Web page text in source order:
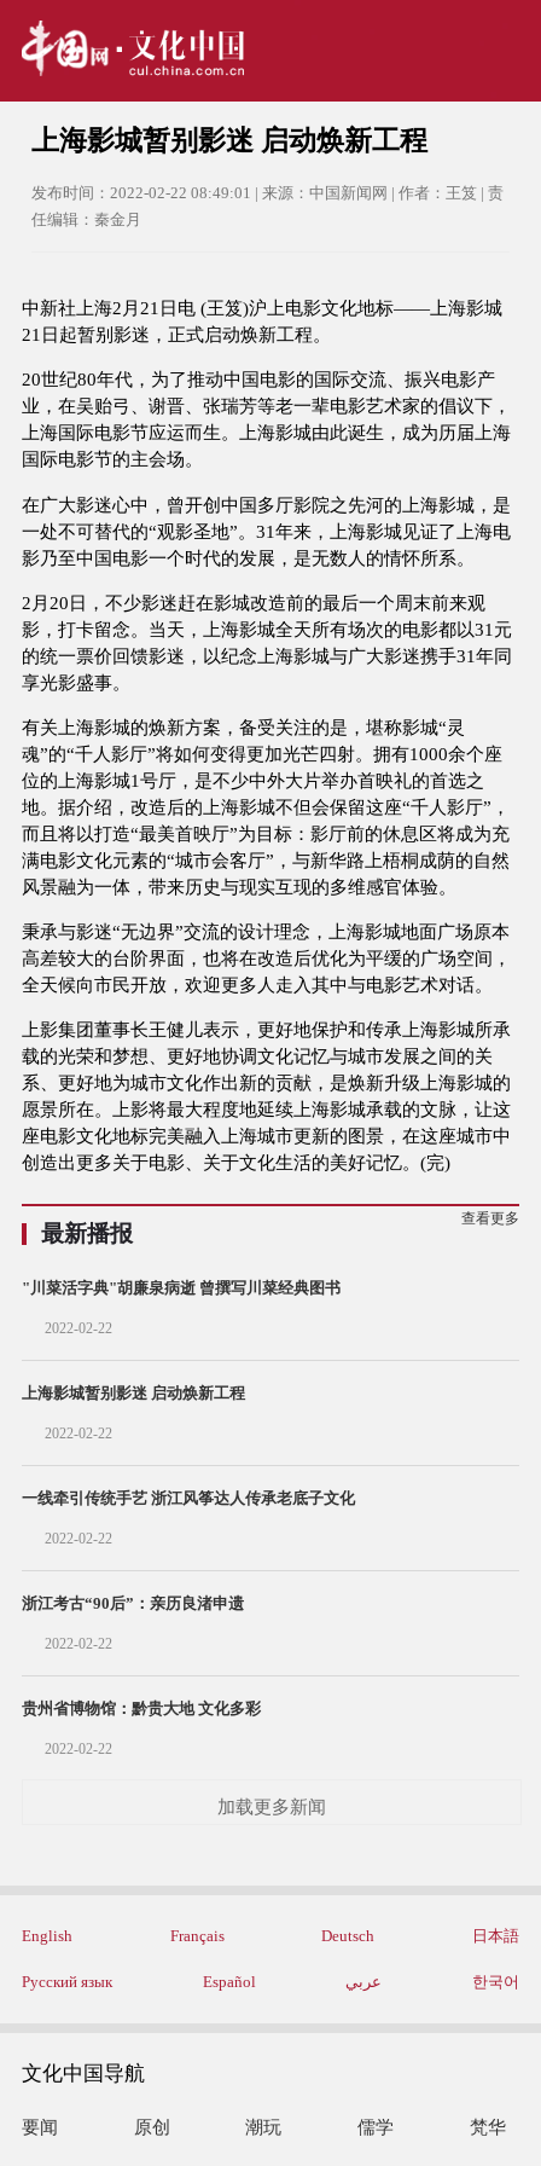
上海影城暂别影迷 启动焕新工程
发布时间：2022-02-22 08:49:01 | 来源：中国新闻网 | 作者：王笈 | 责
任编辑：秦金月
中新社上海2月21日电 (王笈)沪上电影文化地标——上海影城
21日起暂别影迷，正式启动焕新工程。
20世纪80年代，为了推动中国电影的国际交流、振兴电影产
业，在吴贻弓、谢晋、张瑞芳等老一辈电影艺术家的倡议下，
上海国际电影节应运而生。上海影城由此诞生，成为历届上海
国际电影节的主会场。
在广大影迷心中，曾开创中国多厅影院之先河的上海影城，是
一处不可替代的“观影圣地”。31年来，上海影城见证了上海电
影乃至中国电影一个时代的发展，是无数人的情怀所系。
2月20日，不少影迷赶在影城改造前的最后一个周末前来观
影，打卡留念。当天，上海影城全天所有场次的电影都以31元
的统一票价回馈影迷，以纪念上海影城与广大影迷携手31年同
享光影盛事。
有关上海影城的焕新方案，备受关注的是，堪称影城“灵
魂”的“千人影厅”将如何变得更加光芒四射。拥有1000余个座
位的上海影城1号厅，是不少中外大片举办首映礼的首选之
地。据介绍，改造后的上海影城不但会保留这座“千人影厅”，
而且将以打造“最美首映厅”为目标：影厅前的休息区将成为充
满电影文化元素的“城市会客厅”，与新华路上梧桐成荫的自然
风景融为一体，带来历史与现实互现的多维感官体验。
秉承与影迷“无边界”交流的设计理念，上海影城地面广场原本
高差较大的台阶界面，也将在改造后优化为平缓的广场空间，
全天候向市民开放，欢迎更多人走入其中与电影艺术对话。
上影集团董事长王健儿表示，更好地保护和传承上海影城所承
载的光荣和梦想、更好地协调文化记忆与城市发展之间的关
系、更好地为城市文化作出新的贡献，是焕新升级上海影城的
愿景所在。上影将最大程度地延续上海影城承载的文脉，让这
座电影文化地标完美融入上海城市更新的图景，在这座城市中
创造出更多关于电影、关于文化生活的美好记忆。(完)
最新播报
查看更多
"川菜活字典"胡廉泉病逝 曾撰写川菜经典图书
2022-02-22
上海影城暂别影迷 启动焕新工程
2022-02-22
一线牵引传统手艺 浙江风筝达人传承老底子文化
2022-02-22
浙江考古“90后”：亲历良渚申遗
2022-02-22
贵州省博物馆：黔贵大地 文化多彩
2022-02-22
加载更多新闻
English Français Deutsch 日本語
Русский язык Español عربي 한국어
文化中国导航
要闻 原创 潮玩 儒学 梵华